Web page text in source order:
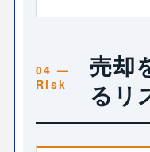
売却
るリ